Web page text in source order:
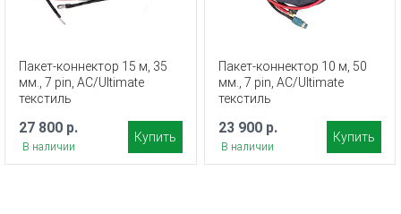
Пакет-коннектор 15 м, 35
мм., 7 pin, AC/Ultimate
текстиль
27 800 р.
В наличии
Купить
Пакет-коннектор 10 м, 50
мм., 7 pin, AC/Ultimate
текстиль
23 900 р.
В наличии
Купить